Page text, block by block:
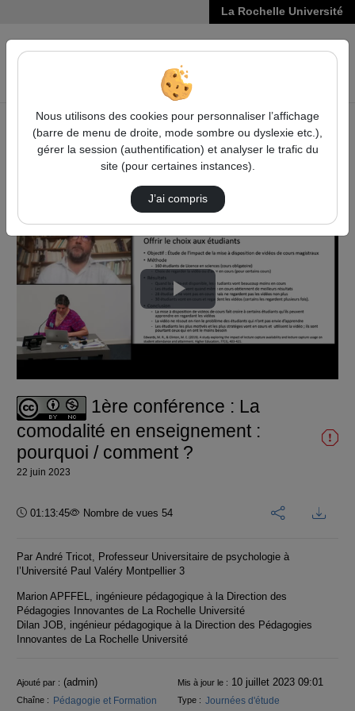
La Rochelle Université
VIDÉOS
Accueil
Pédagogie et Formation
8e Journée de la Pédagogie Universitaire (JPU) 2023
1Ère Conférence : La Comodalité En Enseignem…
Lire
la
vidéo
1ère conférence : La
comodalité en enseignement :
pourquoi / comment ?
22 juin 2023
Durée :
01:13:45 Nombre de vues 54
Par André Tricot, Professeur Universitaire de psychologie à
l’Université Paul Valéry Montpellier 3
Marion APFFEL, ingénieure pédagogique à la Direction des
Pédagogies Innovantes de La Rochelle Université
Dilan JOB, ingénieur pédagogique à la Direction des Pédagogies
Innovantes de La Rochelle Université
Informations
Ajouté par : (admin) Mis à jour le : 10 juillet 2023 09:01
Chaîne : Pédagogie et Formation Type : Journées d'étude
Nous utilisons des cookies pour personnaliser l’affichage
(barre de menu de droite, mode sombre ou dyslexie etc.),
gérer la session (authentification) et analyser le trafic du
site (pour certaines instances).
J’ai compris